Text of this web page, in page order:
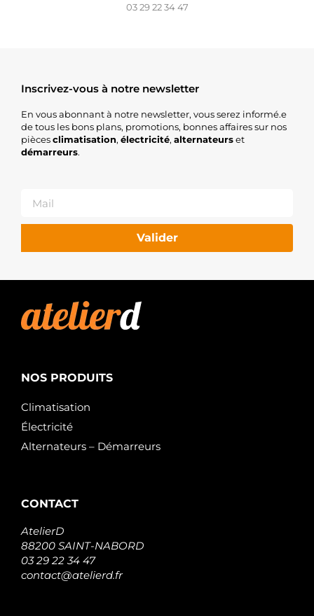
03 29 22 34 47
Inscrivez-vous à notre newsletter
En vous abonnant à notre newsletter, vous serez informé.e
de tous les bons plans, promotions, bonnes affaires sur nos
piècesclimatisation, électricité, alternateurset
démarreurs.
Valider
NOS PRODUITS
Climatisation
Électricité
Alternateurs – Démarreurs
CONTACT
AtelierD
88200 SAINT-NABORD
03 29 22 34 47
contact@atelierd.fr